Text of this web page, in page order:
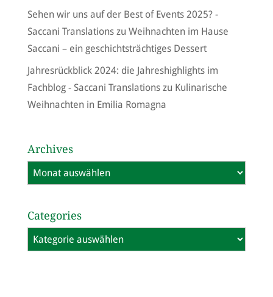
Sehen wir uns auf der Best of Events 2025? -
Saccani Translationszu Weihnachten im Hause
Saccani – ein geschichtsträchtiges Dessert
Jahresrückblick 2024: die Jahreshighlights im
Fachblog - Saccani Translationszu Kulinarische
Weihnachten in Emilia Romagna
Archives
Archives
Categories
Categories